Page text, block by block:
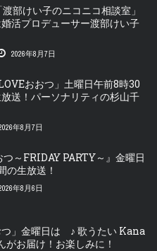
部けい子のニコニコ相談室」
活プロデューサー渡部けい子
2026年8月7日
おおつ」土曜日午前8時30
送！パーソナリティの杉山千
年8月7日
つ～FRIDAY PARTY～』金曜日
の生放送！
年8月6日
つ」金曜日は ♪ 歌うたい Kana
お届け！お楽しみに！